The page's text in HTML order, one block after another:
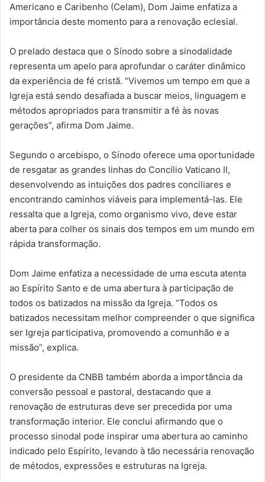
Americano e Caribenho (Celam), Dom Jaime enfatiza a
importância deste momento para a renovação eclesial.
O prelado destaca que o Sínodo sobre a sinodalidade
representa um apelo para aprofundar o caráter dinâmico
da experiência de fé cristã. “Vivemos um tempo em que a
Igreja está sendo desafiada a buscar meios, linguagem e
métodos apropriados para transmitir a fé às novas
gerações”, afirma Dom Jaime.
Segundo o arcebispo, o Sínodo oferece uma oportunidade
de resgatar as grandes linhas do Concílio Vaticano II,
desenvolvendo as intuições dos padres conciliares e
encontrando caminhos viáveis para implementá-las. Ele
ressalta que a Igreja, como organismo vivo, deve estar
aberta para colher os sinais dos tempos em um mundo em
rápida transformação.
Dom Jaime enfatiza a necessidade de uma escuta atenta
ao Espírito Santo e de uma abertura à participação de
todos os batizados na missão da Igreja. “Todos os
batizados necessitam melhor compreender o que significa
ser Igreja participativa, promovendo a comunhão e a
missão”, explica.
O presidente da CNBB também aborda a importância da
conversão pessoal e pastoral, destacando que a
renovação de estruturas deve ser precedida por uma
transformação interior. Ele conclui afirmando que o
processo sinodal pode inspirar uma abertura ao caminho
indicado pelo Espírito, levando à tão necessária renovação
de métodos, expressões e estruturas na Igreja.